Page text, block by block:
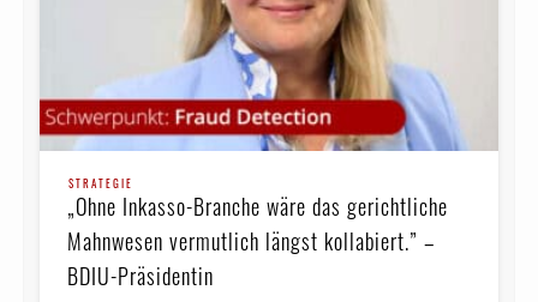
STRATEGIE
„Ohne Inkasso-Branche wäre das gerichtliche
Mahnwesen vermutlich längst kollabiert.” –
BDIU-Präsidentin